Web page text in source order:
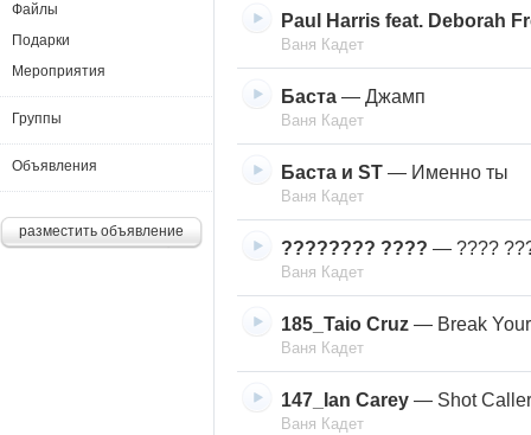
Paul Harris feat. Deborah
Ваня Кадет
Баста — Джамп
Ваня Кадет
Баста и ST — Именно ты
Ваня Кадет
???????? ???? — ????
Ваня Кадет
185_Taio Cruz — Break
Ваня Кадет
147_Ian Carey — Shot Caller
Ваня Кадет
Файлы
Подарки
Мероприятия
Группы
Объявления
разместить объявление